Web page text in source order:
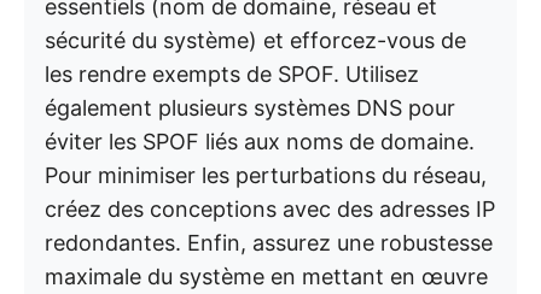
essentiels (nom de domaine, réseau et
sécurité du système) et efforcez-vous de
les rendre exempts de SPOF. Utilisez
également plusieurs systèmes DNS pour
éviter les SPOF liés aux noms de domaine.
Pour minimiser les perturbations du réseau,
créez des conceptions avec des adresses IP
redondantes. Enfin, assurez une robustesse
maximale du système en mettant en œuvre